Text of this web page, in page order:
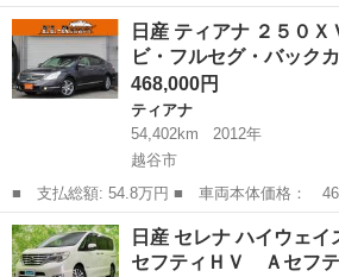
名： 日産 ■ 車種名： モコ ■ グレード
ックカメラ スマートキー 運転席・助手席
ートエアコン ...
埼玉 越谷市 モコ
日産 ティアナ ２５０
ビ・フルセグ・バック
468,000円
ティアナ
54,402km
2012年
越谷市
■ 支払総額: 54.8万円 ■ 車両本体価格： 468,000 円 ■ メーカー
名： 日産 ■ 車種名： ティアナ ■ グレ
後期型・純正ナビ・フルセグ・バックカメラ
続・ＥＴＣ・...
埼玉 越谷市 ティアナ
日産 セレナ ハイウェ
セフティＨＶ Ａセフ